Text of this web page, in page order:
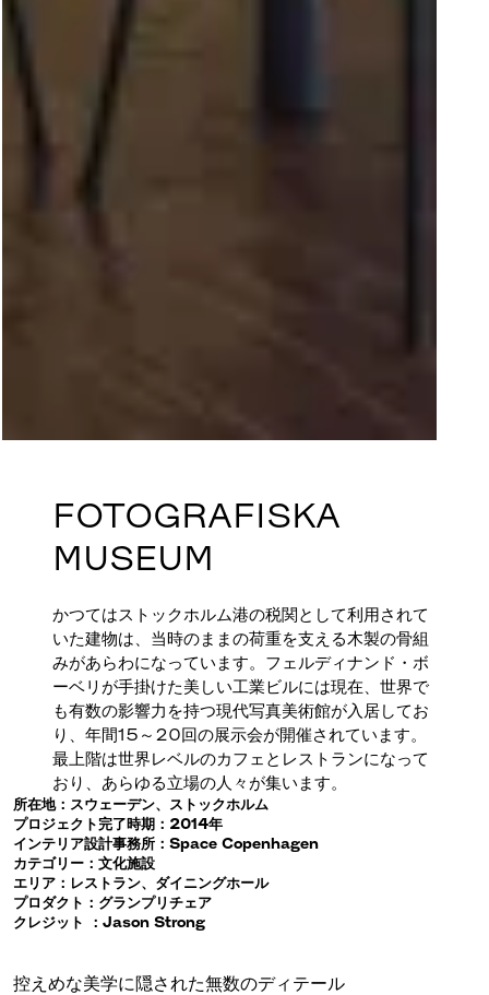
FOTOGRAFISKA
MUSEUM
かつてはストックホルム港の税関として利用されて
いた建物は、当時のままの荷重を支える木製の骨組
みがあらわになっています。フェルディナンド・ボ
ーベリが手掛けた美しい工業ビルには現在、世界で
も有数の影響力を持つ現代写真美術館が入居してお
り、年間15～20回の展示会が開催されています。
最上階は世界レベルのカフェとレストランになって
おり、あらゆる立場の人々が集います。
所在地：スウェーデン、ストックホルム
プロジェクト完了時期：2014年
インテリア設計事務所：Space Copenhagen
カテゴリー：文化施設
エリア：レストラン、ダイニングホール
プロダクト：グランプリチェア
クレジット ：Jason Strong
控えめな美学に隠された無数のディテール